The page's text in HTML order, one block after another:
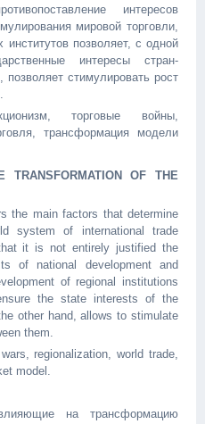
интересов
мировой торговли,
институтов позволяет, с одной
интересы стран-
стимулировать рост
торговые войны,
трансформация модели
TRANSFORMATION OF THE
the main factors that determine
system of international trade
it is not entirely justified the
of national development and
of regional institutions
the state interests of the
other hand, allows to stimulate
them.
regionalization, world trade,
model.
на трансформацию